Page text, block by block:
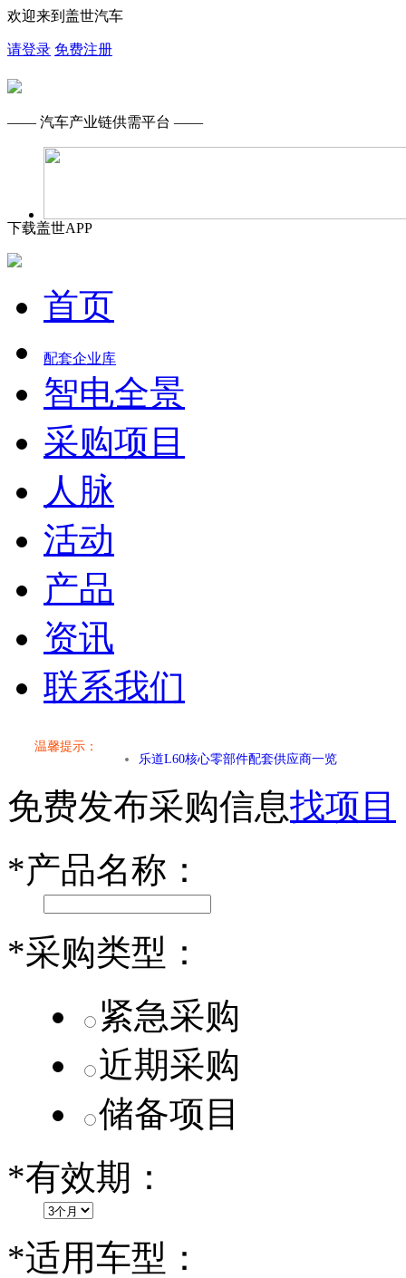
欢迎来到盖世汽车
请登录 免费注册
—— 汽车产业链供需平台 ——
下载盖世APP
首页
配套企业库
智电全景
采购项目
人脉
活动
产品
资讯
联系我们
温馨提示：
小米SU7核心零部件配套供应商一览
第二代 AION V核心零部件配套供应商一览
小米SU7核心零部件配套供应商一览
乐道L60核心零部件配套供应商一览
第二代 AION V核心零部件配套供应商一览
免费发布采购信息找项目
*产品名称：
*采购类型：
紧急采购
近期采购
储备项目
*有效期：
*适用车型：